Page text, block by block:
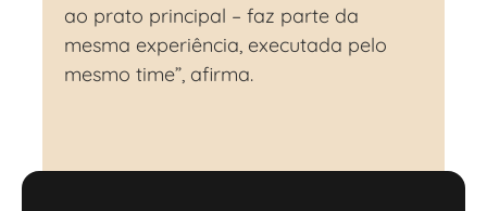
ao prato principal – faz parte da
mesma experiência, executada pelo
mesmo time”, afirma.